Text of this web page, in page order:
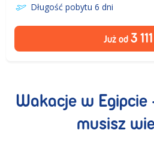
Długość pobytu 6 dni
Już od 3 111
Wakacje w
musisz